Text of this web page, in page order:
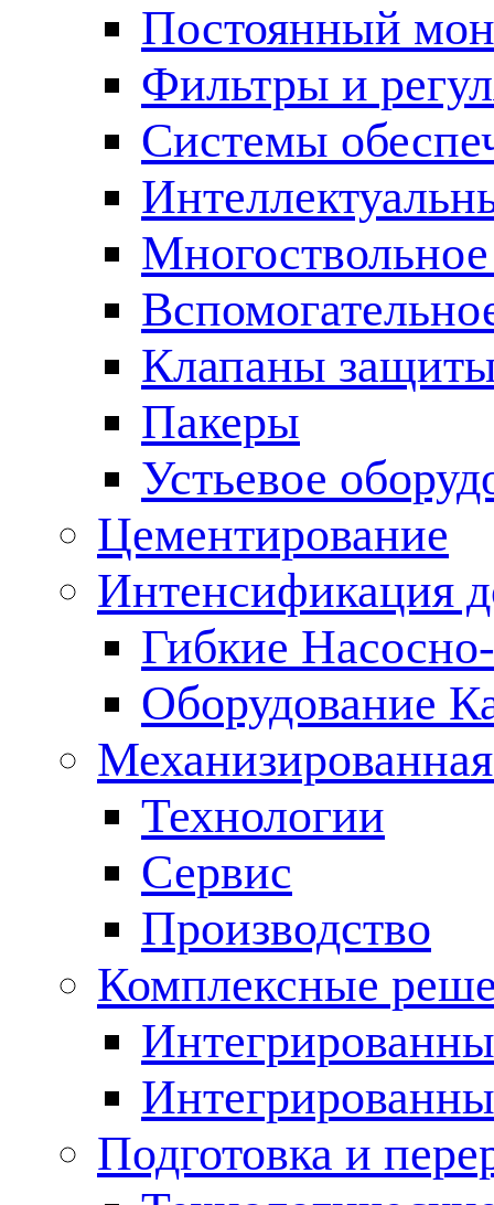
Постоянный
Фильтры и
Cистемы
Клапаны
Пакеры
Устьевое
Цементирование
Интенсификация
Гибкие
Оборудование
Технологии
Сервис
Производство
Комплексные
Подготовка и